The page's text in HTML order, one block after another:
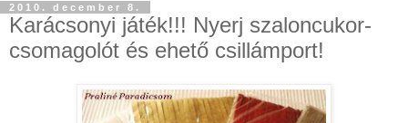
2010. december 8.
Karácsonyi játék!!! Nyerj szaloncukor-
csomagolót és ehető csillámport!